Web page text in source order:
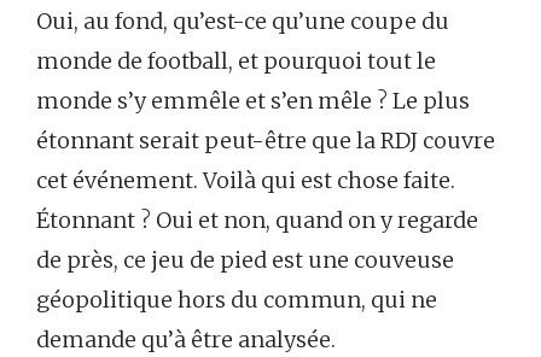
Oui, au fond, qu’est-ce qu’une coupe du
monde de football, et pourquoi tout le
monde s’y emmêle et s’en mêle ? Le plus
étonnant serait peut-être que la RDJ couvre
cet événement. Voilà qui est chose faite.
Étonnant ? Oui et non, quand on y regarde
de près, ce jeu de pied est une couveuse
géopolitique hors du commun, qui ne
demande qu’à être analysée.